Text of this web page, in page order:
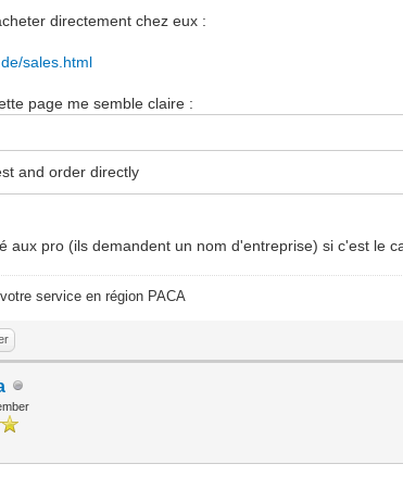
directement chez eux :
sales.html
page me semble claire :
and order directly
aux pro (ils demandent un nom d'entreprise) si c'est le
service en région PACA